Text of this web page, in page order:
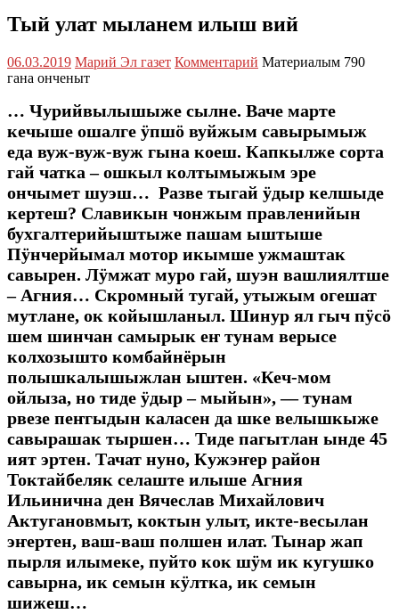
Тый улат мыланем илыш вий
06.03.2019 Марий Эл газет Комментарий Материалым 790
гана онченыт
… Чурийвылышыже сылне. Ваче марте
кечыше ошалге ӱпшӧ вуйжым савырымыж
еда вуж-вуж-вуж гына коеш. Капкылже сорта
гай чатка – ошкыл колтымыжым эре
ончымет шуэш… Разве тыгай ӱдыр келшыде
кертеш? Славикын чонжым правленийын
бухгалтерийыштыже пашам ыштыше
Пӱнчерйымал мотор икымше ужмаштак
савырен. Лӱмжат муро гай, шуэн вашлиялтше
– Агния… Скромный тугай, утыжым огешат
мутлане, ок койышланыл. Шинур ял гыч пӱсӧ
шем шинчан самырык еҥ тунам верысе
колхозышто комбайнёрын
полышкалышыжлан ыштен. «Кеч-мом
ойлыза, но тиде ӱдыр – мыйын», — тунам
рвезе пеҥгыдын каласен да шке велышкыже
савырашак тыршен… Тиде пагытлан ынде 45
ият эртен. Тачат нуно, Кужэҥер район
Токтайбеляк селаште илыше Агния
Ильинична ден Вячеслав Михайлович
Актугановмыт, коктын улыт, икте-весылан
эҥертен, ваш-ваш полшен илат. Тынар жап
пырля илымеке, пуйто кок шӱм ик кугушко
савырна, ик семын кӱлтка, ик семын
шижеш…